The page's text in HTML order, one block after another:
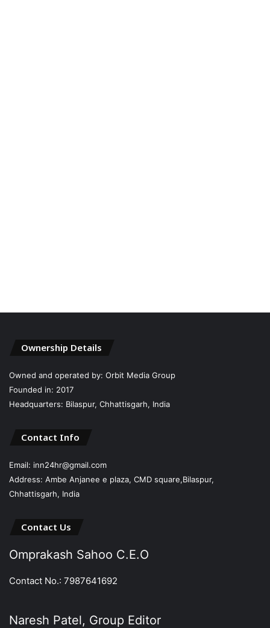
Ownership Details
Owned and operated by: Orbit Media Group
Founded in: 2017
Headquarters: Bilaspur, Chhattisgarh, India
Contact Info
Email: inn24hr@gmail.com
Address: Ambe Anjanee e plaza, CMD square,Bilaspur,
Chhattisgarh, India
Contact Us
Omprakash Sahoo C.E.O
Contact No.: 7987641692
Naresh Patel, Group Editor